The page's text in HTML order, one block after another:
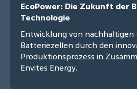
EcoPower: Die Zukunft der
Technologie
Entwicklung von
Batteriezellen durch den
Produktionsprozess in
Envites Energy.